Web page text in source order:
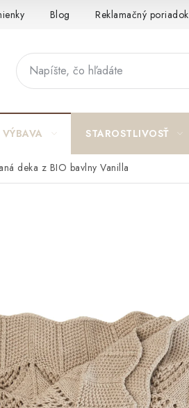
Blog Reklamačný poriadok
VÝBAVA STAROSTLIVOSŤ
deka z BIO bavlny Vanilla